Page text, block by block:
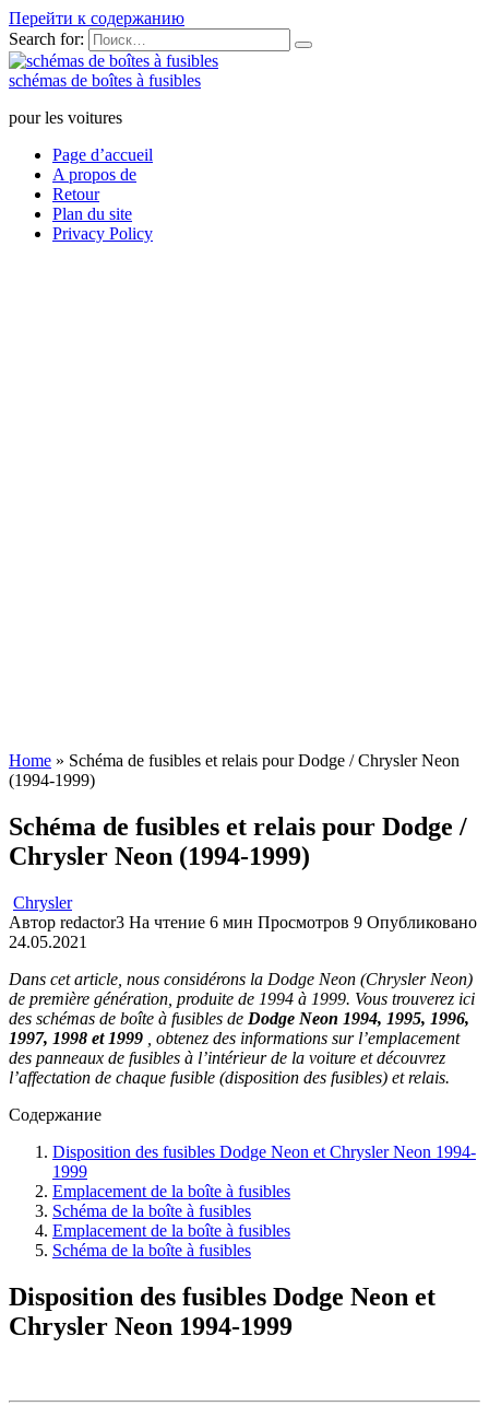
Перейти к содержанию
Search for:
schémas de boîtes à fusibles
pour les voitures
Page d’accueil
A propos de
Retour
Plan du site
Privacy Policy
Home » Schéma de fusibles et relais pour Dodge / Chrysler Neon
(1994-1999)
Schéma de fusibles et relais pour Dodge /
Chrysler Neon (1994-1999)
Chrysler
Автор redactor3 На чтение 6 мин Просмотров 9 Опубликовано
24.05.2021
Dans cet article, nous considérons la Dodge Neon (Chrysler Neon)
de première génération, produite de 1994 à 1999. Vous trouverez ici
des schémas de boîte à fusibles de Dodge Neon 1994, 1995, 1996,
1997, 1998 et 1999 , obtenez des informations sur l’emplacement
des panneaux de fusibles à l’intérieur de la voiture et découvrez
l’affectation de chaque fusible (disposition des fusibles) et relais.
Содержание
Disposition des fusibles Dodge Neon et Chrysler Neon 1994-
1999
Emplacement de la boîte à fusibles
Schéma de la boîte à fusibles
Emplacement de la boîte à fusibles
Schéma de la boîte à fusibles
Disposition des fusibles Dodge Neon et
Chrysler Neon 1994-1999